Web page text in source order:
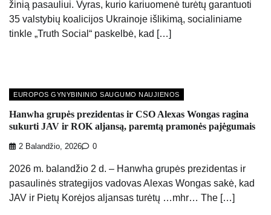
žinią pasauliui. Vyras, kurio kariuomenė turėtų garantuoti
35 valstybių koalicijos Ukrainoje išlikimą, socialiniame
tinkle „Truth Social“ paskelbė, kad […]
EUROPOS GYNYBININIO SAUGUMO NAUJIENOS
Hanwha grupės prezidentas ir CSO Alexas Wongas ragina
sukurti JAV ir ROK aljansą, paremtą pramonės pajėgumais
2 Balandžio, 2026 0
2026 m. balandžio 2 d. – Hanwha grupės prezidentas ir
pasaulinės strategijos vadovas Alexas Wongas sakė, kad
JAV ir Pietų Korėjos aljansas turėtų …mhr… The […]